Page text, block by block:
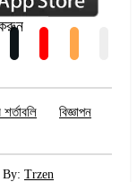
বিজ্ঞাপন
By: Trzen